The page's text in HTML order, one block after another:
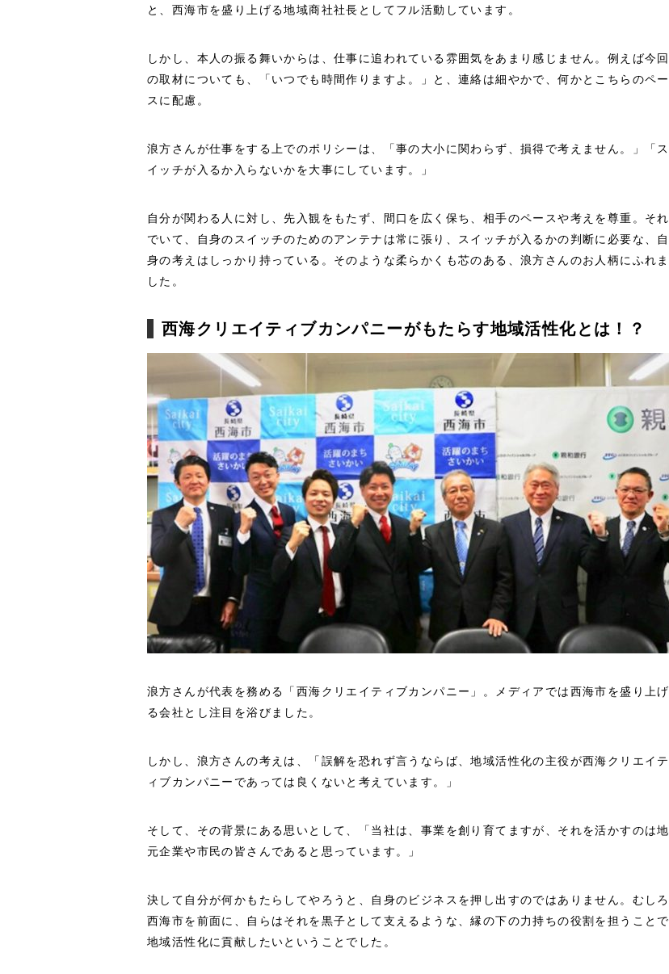
と、西海市を盛り上げる地域商社社長としてフル活動しています。
しかし、本人の振る舞いからは、仕事に追われている雰囲気をあまり感じません。例えば今回
の取材についても、「いつでも時間作りますよ。」と、連絡は細やかで、何かとこちらのペー
スに配慮。
浪方さんが仕事をする上でのポリシーは、「事の大小に関わらず、損得で考えません。」「ス
イッチが入るか入らないかを大事にしています。」
自分が関わる人に対し、先入観をもたず、間口を広く保ち、相手のペースや考えを尊重。それ
でいて、自身のスイッチのためのアンテナは常に張り、スイッチが入るかの判断に必要な、自
身の考えはしっかり持っている。そのような柔らかくも芯のある、浪方さんのお人柄にふれま
した。
西海クリエイティブカンパニーがもたらす地域活性化とは！？
浪方さんが代表を務める「西海クリエイティブカンパニー」。メディアでは西海市を盛り上げ
る会社とし注目を浴びました。
しかし、浪方さんの考えは、「誤解を恐れず言うならば、地域活性化の主役が西海クリエイテ
ィブカンパニーであっては良くないと考えています。」
そして、その背景にある思いとして、「当社は、事業を創り育てますが、それを活かすのは地
元企業や市民の皆さんであると思っています。」
決して自分が何かもたらしてやろうと、自身のビジネスを押し出すのではありません。むしろ
西海市を前面に、自らはそれを黒子として支えるような、縁の下の力持ちの役割を担うことで
地域活性化に貢献したいということでした。